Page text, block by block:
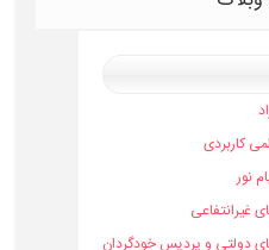
کاربردی
نور
غیرانتفاعی
دولتی و پردیس خودگردان